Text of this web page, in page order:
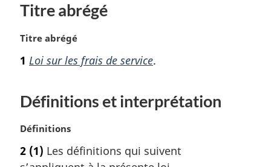
Titre abrégé
N
t
a
g
n
Titre abrégé
1 Loi sur les frais de service.
Définitions et interprétation
N
t
Définitions
2 (1) Les définitions qui suivent